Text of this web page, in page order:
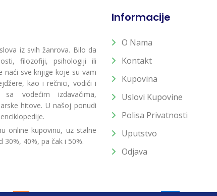
iz svih žanrova. Bilo da
filozofiji, psihologiji ili
naći sve knjige koje su vam
kao i rečnici, vodiči i
vodećim izdavačima,
hitove. U našoj ponudi
online kupovinu, uz stalne
40%, pa čak i 50%.
Informacije
O Nama
Kontakt
Kupovina
Uslovi Kupovine
Polisa Privatnosti
Uputstvo
Odjava